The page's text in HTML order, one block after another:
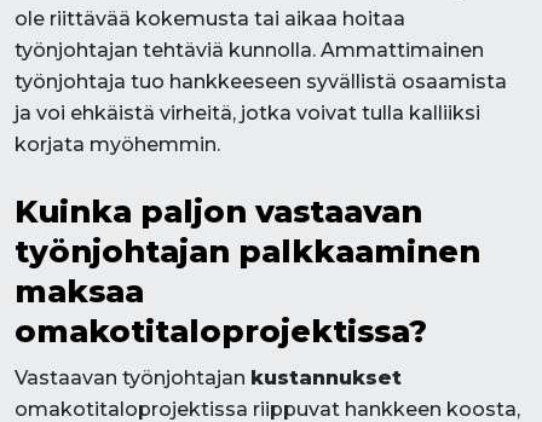
ole riittävää kokemusta tai aikaa hoitaa
työnjohtajan tehtäviä kunnolla. Ammattimainen
työnjohtaja tuo hankkeeseen syvällistä osaamista
ja voi ehkäistä virheitä, jotka voivat tulla kalliiksi
korjata myöhemmin.
Kuinka paljon vastaavan
työnjohtajan palkkaaminen
maksaa
omakotitaloprojektissa?
Vastaavan työnjohtajan kustannukset
omakotitaloprojektissa riippuvat hankkeen koosta,